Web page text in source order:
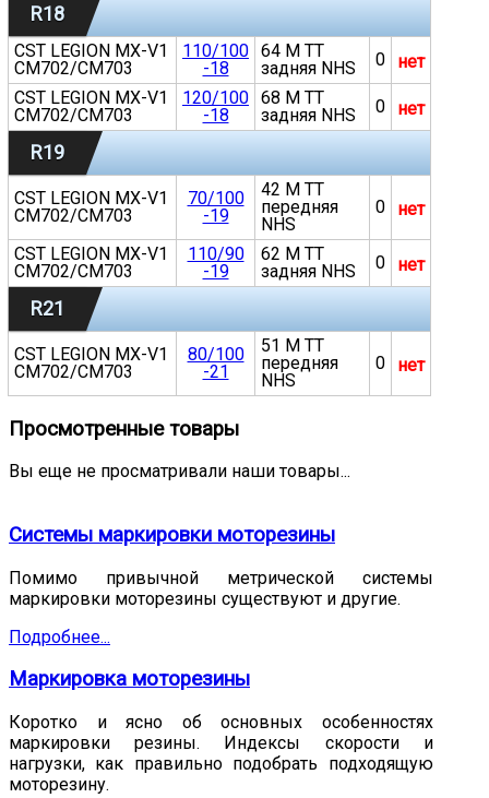
R18
CST LEGION MX-V1
CM702/CM703
110/100
-18
64 M TT
задняя NHS
0
нет
CST LEGION MX-V1
CM702/CM703
120/100
-18
68 M TT
задняя NHS
0 нет
R19
CST LEGION MX-V1
CM702/CM703
70/100
-19
42 M TT
передняя
NHS
0 нет
CST LEGION MX-V1
CM702/CM703
110/90
-19
62 M TT
задняя NHS
0 нет
R21
CST LEGION MX-V1
CM702/CM703
80/100
-21
51 M TT
передняя
NHS
0 нет
Просмотренные товары
Вы еще не просматривали наши товары...
Системы маркировки моторезины
Помимо привычной метрической системы
маркировки моторезины существуют и другие.
Подробнее...
Маркировка моторезины
Коротко и ясно об основных особенностях
маркировки резины. Индексы скорости и
нагрузки, как правильно подобрать подходящую
моторезину.